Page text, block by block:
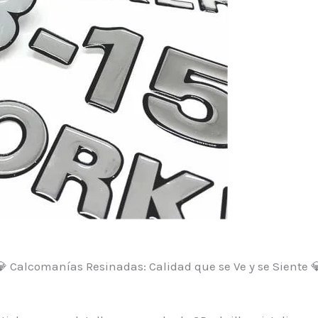
Calcomanías Resinadas: Calidad que se Ve y se Siente